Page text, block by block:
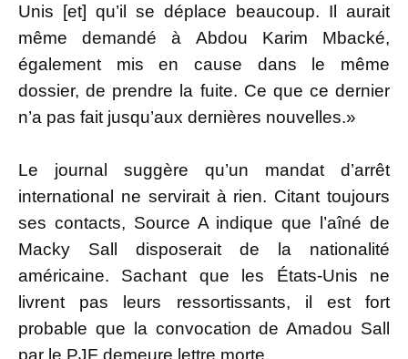
Unis [et] qu’il se déplace beaucoup. Il aurait
même demandé à Abdou Karim Mbacké,
également mis en cause dans le même
dossier, de prendre la fuite. Ce que ce dernier
n’a pas fait jusqu’aux dernières nouvelles.»
Le journal suggère qu’un mandat d’arrêt
international ne servirait à rien. Citant toujours
ses contacts, Source A indique que l’aîné de
Macky Sall disposerait de la nationalité
américaine. Sachant que les États-Unis ne
livrent pas leurs ressortissants, il est fort
probable que la convocation de Amadou Sall
par le PJF demeure lettre morte.